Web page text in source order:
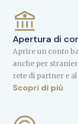
Apertura di
Aprire un conto
anche per
rete di partner e
Scopri di più